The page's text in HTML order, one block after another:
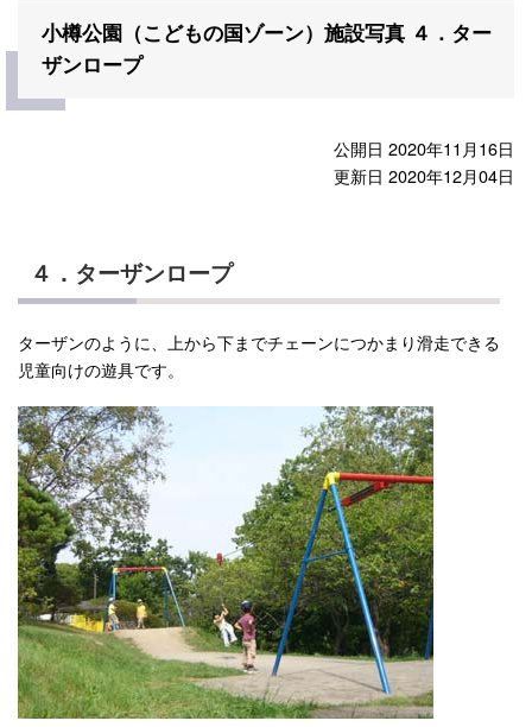
小樽公園（こどもの国ゾーン）施設写真 ４．ター
ザンロープ
公開日 2020年11月16日
更新日 2020年12月04日
４．ターザンロープ
ターザンのように、上から下までチェーンにつかまり滑走できる
児童向けの遊具です。